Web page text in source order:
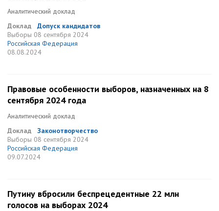
Аналитический доклад
Доклад
Допуск кандидатов
Выборы 08 сентября 2024
Российская Федерация
08.08.2024
Правовые особенности выборов, назначенных на 8
сентября 2024 года
Аналитический доклад
Доклад
Законотворчество
Выборы 08 сентября 2024
Российская Федерация
09.07.2024
Путину вбросили беспрецедентные 22 млн
голосов на выборах 2024